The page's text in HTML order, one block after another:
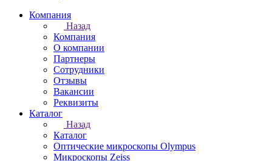
Компания
Назад
Компания
О компании
Партнеры
Сотрудники
Отзывы
Вакансии
Реквизиты
Каталог
Назад
Каталог
Оптические микроскопы Olympus
Микроскопы Zeiss